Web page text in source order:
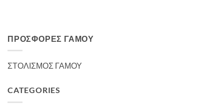
ΠΡΟΣΦΟΡΈΣ ΓΆΜΟΥ
ΣΤΟΛΙΣΜΟΣ ΓΑΜΟΥ
CATEGORIES